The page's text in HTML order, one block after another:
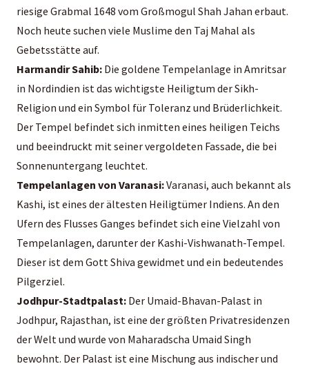
riesige Grabmal 1648 vom Großmogul Shah Jahan erbaut.
Noch heute suchen viele Muslime den Taj Mahal als
Gebetsstätte auf.
Harmandir Sahib: Die goldene Tempelanlage in Amritsar
in Nordindien ist das wichtigste Heiligtum der Sikh-
Religion und ein Symbol für Toleranz und Brüderlichkeit.
Der Tempel befindet sich inmitten eines heiligen Teichs
und beeindruckt mit seiner vergoldeten Fassade, die bei
Sonnenuntergang leuchtet.
Tempelanlagen von Varanasi:Varanasi, auch bekannt als
Kashi, ist eines der ältesten Heiligtümer Indiens. An den
Ufern des Flusses Ganges befindet sich eine Vielzahl von
Tempelanlagen, darunter der Kashi-Vishwanath-Tempel.
Dieser ist dem Gott Shiva gewidmet und ein bedeutendes
Pilgerziel.
Jodhpur-Stadtpalast: Der Umaid-Bhavan-Palast in
Jodhpur, Rajasthan, ist eine der größten Privatresidenzen
der Welt und wurde von Maharadscha Umaid Singh
bewohnt. Der Palast ist eine Mischung aus indischer und